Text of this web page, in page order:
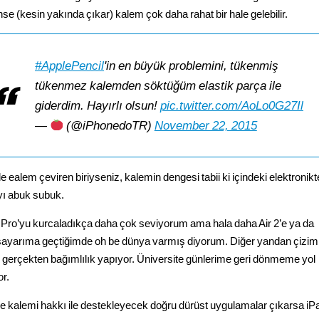
(kesin yakında çıkar) kalem çok daha rahat bir hale gelebilir.
#ApplePencil'in en büyük problemini, tükenmiş
tükenmez kalemden söktüğüm elastik parça ile
giderdim. Hayırlı olsun! pic.twitter.com/AoLo0G27Il
—
(@iPhonedoTR) November 22, 2015
ealem çeviren biriyseniz, kalemin dengesi tabii ki içindeki
abuk subuk.
kurcaladıkça daha çok seviyorum ama hala daha Air 2’e ya da
geçtiğimde oh be dünya varmış diyorum. Diğer yandan çizim
gerçekten bağımlılık yapıyor. Üniversite günlerime geri dönmeme yol
kalemi hakkı ile destekleyecek doğru dürüst uygulamalar çıkarsa